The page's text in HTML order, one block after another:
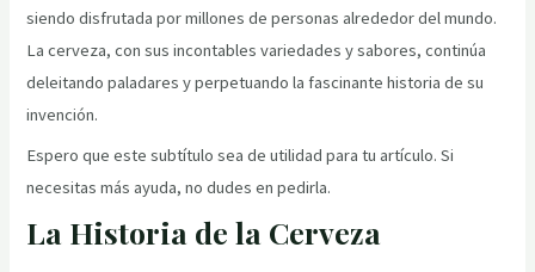
siendo disfrutada por millones de personas alrededor del mundo.
La cerveza, con sus incontables variedades y sabores, continúa
deleitando paladares y perpetuando la fascinante historia de su
invención.
Espero que este subtítulo sea de utilidad para tu artículo. Si
necesitas más ayuda, no dudes en pedirla.
La Historia de la Cerveza